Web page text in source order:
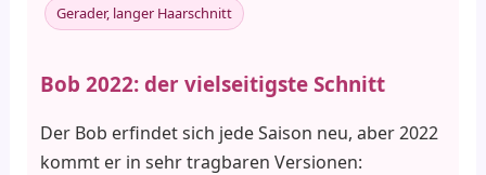
Gerader, langer Haarschnitt
Bob 2022: der vielseitigste Schnitt
Der Bob erfindet sich jede Saison neu, aber 2022
kommt er in sehr tragbaren Versionen: